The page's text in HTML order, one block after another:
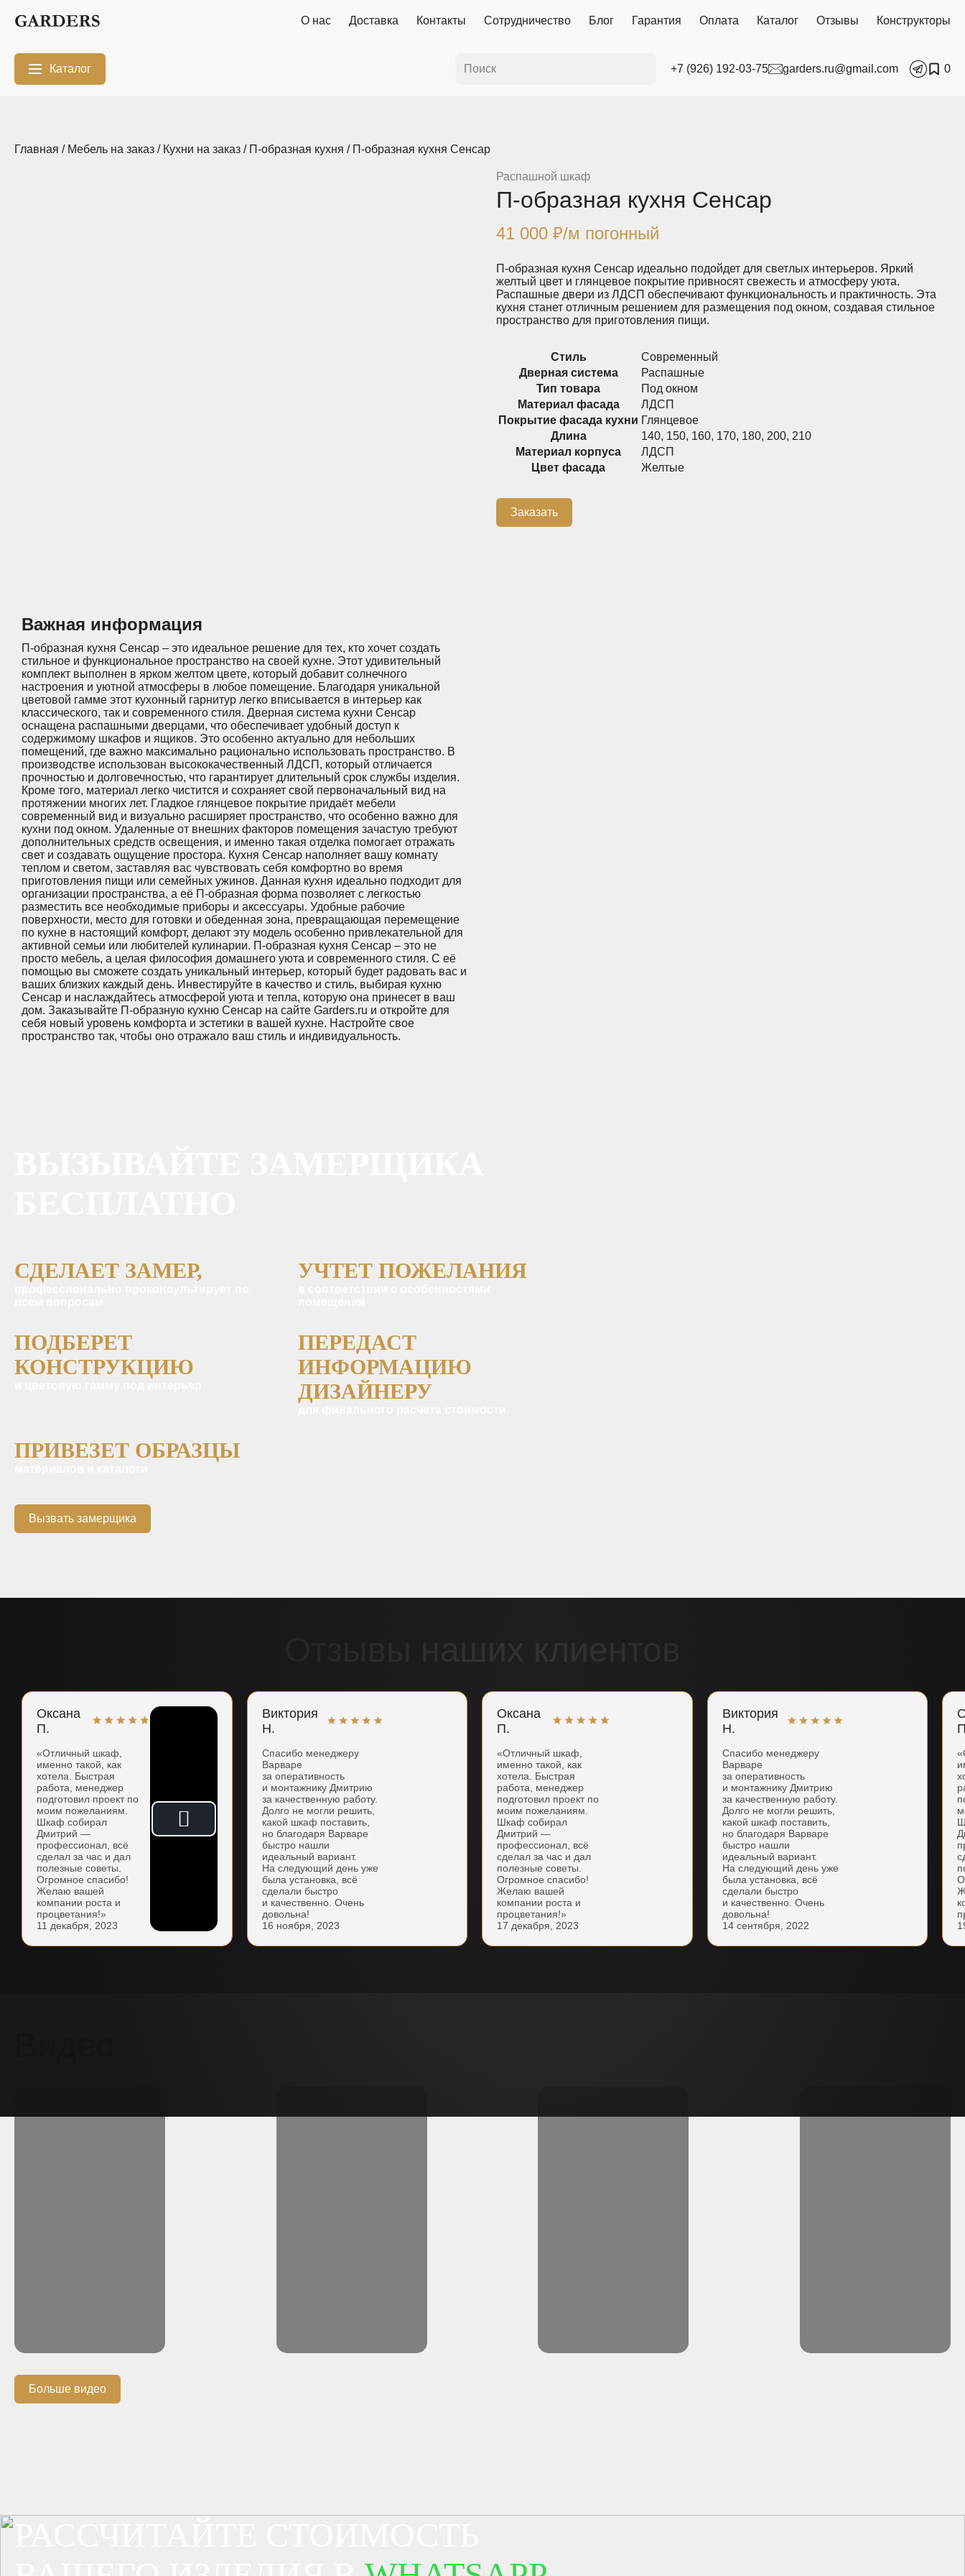
О нас Доставка Контакты Сотрудничество Блог Гарантия Оплата Каталог Отзывы Конструкторы
Каталог +7 (926) 192-03-75 garders.ru@gmail.com 0
Главная / Мебель на заказ / Кухни на заказ / П-образная кухня / П-образная кухня Сенсар
Важная информация
П-образная кухня Сенсар – это идеальное решение для тех, кто хочет создать
стильное и функциональное пространство на своей кухне. Этот удивительный
комплект выполнен в ярком желтом цвете, который добавит солнечного
настроения и уютной атмосферы в любое помещение. Благодаря уникальной
цветовой гамме этот кухонный гарнитур легко вписывается в интерьер как
классического, так и современного стиля. Дверная система кухни Сенсар
оснащена распашными дверцами, что обеспечивает удобный доступ к
содержимому шкафов и ящиков. Это особенно актуально для небольших
помещений, где важно максимально рационально использовать пространство. В
производстве использован высококачественный ЛДСП, который отличается
прочностью и долговечностью, что гарантирует длительный срок службы изделия.
Кроме того, материал легко чистится и сохраняет свой первоначальный вид на
протяжении многих лет. Гладкое глянцевое покрытие придаёт мебели
современный вид и визуально расширяет пространство, что особенно важно для
кухни под окном. Удаленные от внешних факторов помещения зачастую требуют
дополнительных средств освещения, и именно такая отделка помогает отражать
свет и создавать ощущение простора. Кухня Сенсар наполняет вашу комнату
теплом и светом, заставляя вас чувствовать себя комфортно во время
приготовления пищи или семейных ужинов. Данная кухня идеально подходит для
организации пространства, а её П-образная форма позволяет с легкостью
разместить все необходимые приборы и аксессуары. Удобные рабочие
поверхности, место для готовки и обеденная зона, превращающая перемещение
по кухне в настоящий комфорт, делают эту модель особенно привлекательной для
активной семьи или любителей кулинарии. П-образная кухня Сенсар – это не
просто мебель, а целая философия домашнего уюта и современного стиля. С её
помощью вы сможете создать уникальный интерьер, который будет радовать вас и
ваших близких каждый день. Инвестируйте в качество и стиль, выбирая кухню
Сенсар и наслаждайтесь атмосферой уюта и тепла, которую она принесет в ваш
дом. Заказывайте П-образную кухню Сенсар на сайте Garders.ru и откройте для
себя новый уровень комфорта и эстетики в вашей кухне. Настройте свое
пространство так, чтобы оно отражало ваш стиль и индивидуальность.
Распашной шкаф
П-образная кухня Сенсар
41 000₽/м погонный
П-образная кухня Сенсар идеально подойдет для светлых интерьеров. Яркий
желтый цвет и глянцевое покрытие привносят свежесть и атмосферу уюта.
Распашные двери из ЛДСП обеспечивают функциональность и практичность. Эта
кухня станет отличным решением для размещения под окном, создавая стильное
пространство для приготовления пищи.
Стиль
Современный
Дверная система
Распашные
Тип товара
Под окном
Материал фасада
ЛДСП
Покрытие фасада кухни Глянцевое
Длина
140, 150, 160, 170, 180, 200, 210
Материал корпуса
ЛДСП
Цвет фасада
Желтые
Заказать
СДЕЛАЕТ ЗАМЕР, УЧТЕТ ПОЖЕЛАНИЯ
ПОДБЕРЕТ
КОНСТРУКЦИЮ
ПЕРЕДАСТ
ИНФОРМАЦИЮ
ДИЗАЙНЕРУ
ПРИВЕЗЕТ ОБРАЗЦЫ
Вызвать замерщика
Оксана
П.
«Отличный шкаф,
именно такой, как
хотела. Быстрая
работа, менеджер
подготовил проект по
моим пожеланиям.
Шкаф собирал
Дмитрий —
профессионал, всё
сделал за час и дал
полезные советы.
Огромное спасибо!
Желаю вашей
компании роста и
процветания!»
11 декабря, 2023
Виктория
Н.
Спасибо менеджеру
Варваре
за оперативность
и монтажнику Дмитрию
за качественную работу.
Долго не могли решить,
какой шкаф поставить,
но благодаря Варваре
быстро нашли
идеальный вариант.
На следующий день уже
была установка, всё
сделали быстро
и качественно. Очень
довольна!
16 ноября, 2023
Оксана
П.
«Отличный шкаф,
именно такой, как
хотела. Быстрая
работа, менеджер
подготовил проект по
моим пожеланиям.
Шкаф собирал
Дмитрий —
профессионал, всё
сделал за час и дал
полезные советы.
Огромное спасибо!
Желаю вашей
компании роста и
процветания!»
17 декабря, 2023
Виктория
Н.
Спасибо менеджеру
Варваре
за оперативность
и монтажнику Дмитрию
за качественную работу.
Долго не могли решить,
какой шкаф поставить,
но благодаря Варваре
быстро нашли
идеальный вариант.
На следующий день уже
была установка, всё
сделали быстро
и качественно. Очень
довольна!
14 сентября, 2022
Больше видео